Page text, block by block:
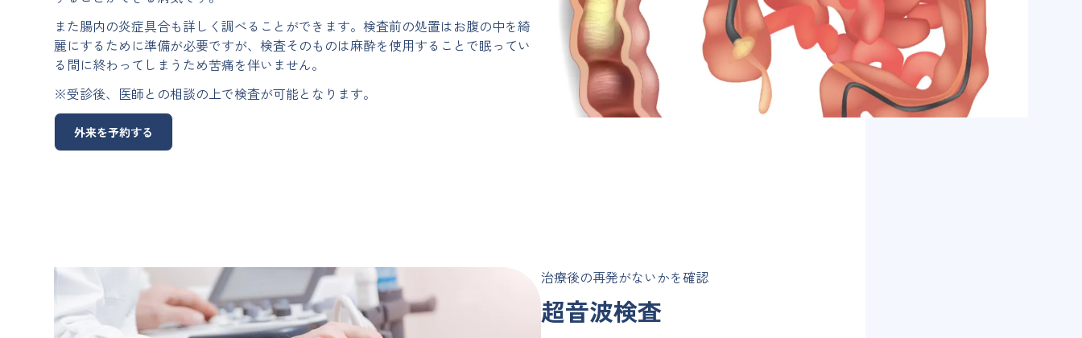
また腸内の炎症具合も詳しく調べることができます。検査前の処置はお腹の中を綺
麗にするために準備が必要ですが、検査そのものは麻酔を使用することで眠ってい
る間に終わってしまうため苦痛を伴いません。
※受診後、医師との相談の上で検査が可能となります。
外来を予約する
治療後の再発がないかを確認
超音波検査